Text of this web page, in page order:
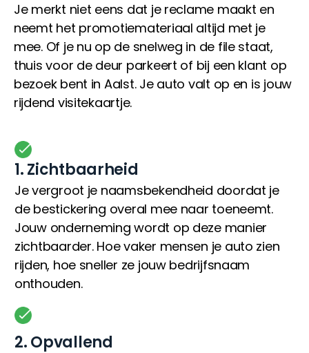
Je merkt niet eens dat je reclame maakt en
neemt het promotiemateriaal altijd met je
mee. Of je nu op de snelweg in de file staat,
thuis voor de deur parkeert of bij een klant op
bezoek bent in Aalst. Je auto valt op en is jouw
rijdend visitekaartje.
1. Zichtbaarheid
Je vergroot je naamsbekendheid doordat je
de bestickering overal mee naar toeneemt.
Jouw onderneming wordt op deze manier
zichtbaarder. Hoe vaker mensen je auto zien
rijden, hoe sneller ze jouw bedrijfsnaam
onthouden.
2. Opvallend